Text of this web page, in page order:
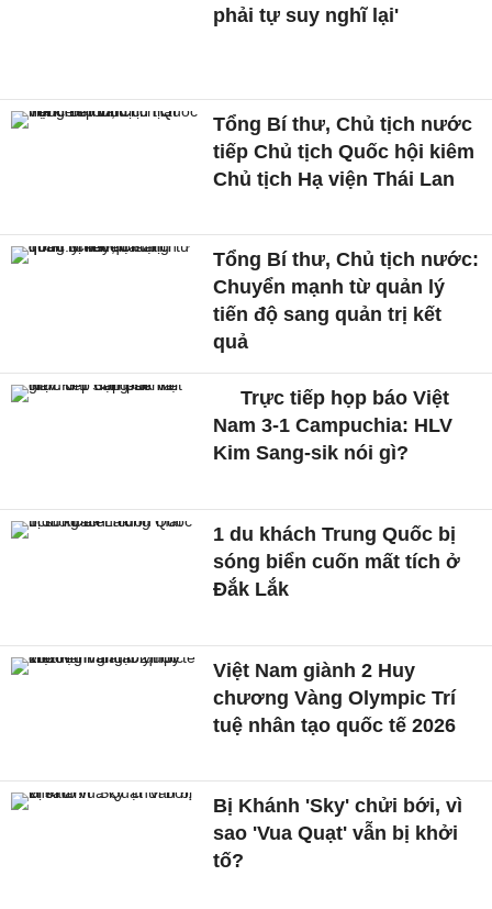
phải tự suy nghĩ lại'
Tổng Bí thư, Chủ tịch nước
tiếp Chủ tịch Quốc hội kiêm
Chủ tịch Hạ viện Thái Lan
Tổng Bí thư, Chủ tịch nước:
Chuyển mạnh từ quản lý
tiến độ sang quản trị kết
quả
Trực tiếp họp báo Việt
Nam 3-1 Campuchia: HLV
Kim Sang-sik nói gì?
1 du khách Trung Quốc bị
sóng biển cuốn mất tích ở
Đắk Lắk
Việt Nam giành 2 Huy
chương Vàng Olympic Trí
tuệ nhân tạo quốc tế 2026
Bị Khánh 'Sky' chửi bới, vì
sao 'Vua Quạt' vẫn bị khởi
tố?